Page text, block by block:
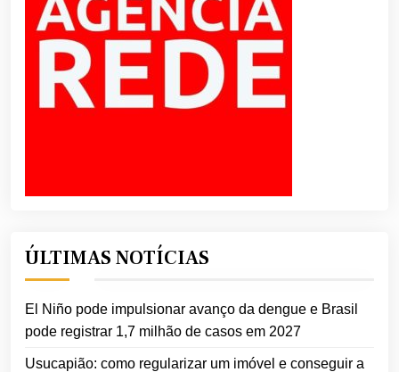
ÚLTIMAS NOTÍCIAS
El Niño pode impulsionar avanço da dengue e Brasil
pode registrar 1,7 milhão de casos em 2027
Usucapião: como regularizar um imóvel e conseguir a